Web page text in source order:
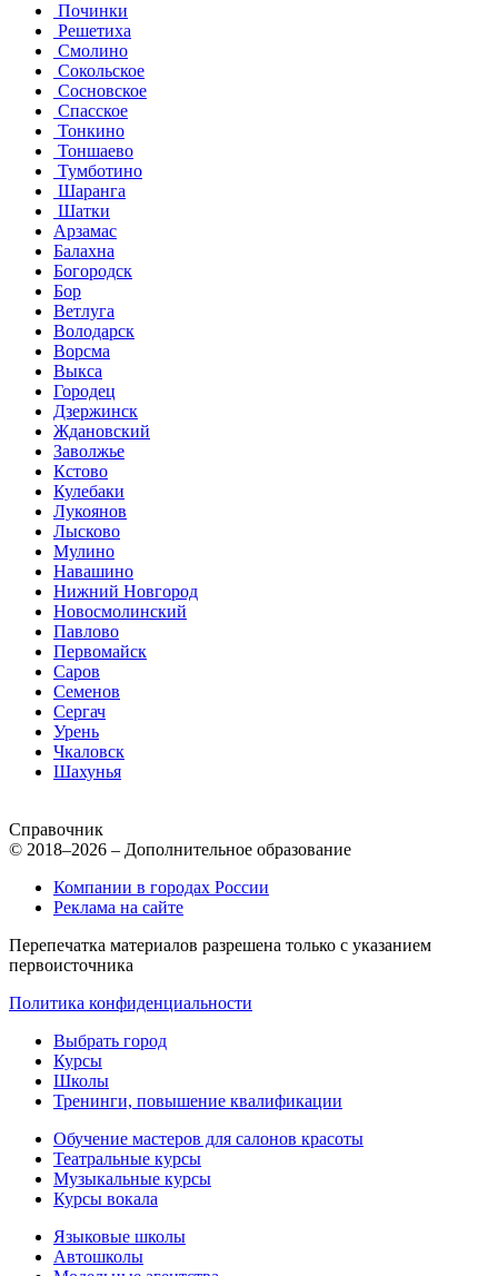
Починки
Решетиха
Смолино
Сокольское
Сосновское
Спасское
Тонкино
Тоншаево
Тумботино
Шаранга
Шатки
Арзамас
Балахна
Богородск
Бор
Ветлуга
Володарск
Ворсма
Выкса
Городец
Дзержинск
Ждановский
Заволжье
Кстово
Кулебаки
Лукоянов
Лысково
Мулино
Навашино
Нижний Новгород
Новосмолинский
Павлово
Первомайск
Саров
Семенов
Сергач
Урень
Чкаловск
Шахунья
Справочник
© 2018–2026 – Дополнительное образование
Компании в городах России
Реклама на сайте
Перепечатка материалов разрешена только с указанием
первоисточника
Политика конфиденциальности
Выбрать город
Курсы
Школы
Тренинги, повышение квалификации
Обучение мастеров для салонов красоты
Театральные курсы
Музыкальные курсы
Курсы вокала
Языковые школы
Автошколы